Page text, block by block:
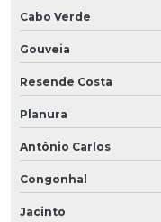
Cabo Verde
Gouveia
Resende Costa
Planura
Antônio Carlos
Congonhal
Jacinto